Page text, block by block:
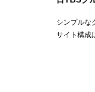
シンプルな
サイト構成